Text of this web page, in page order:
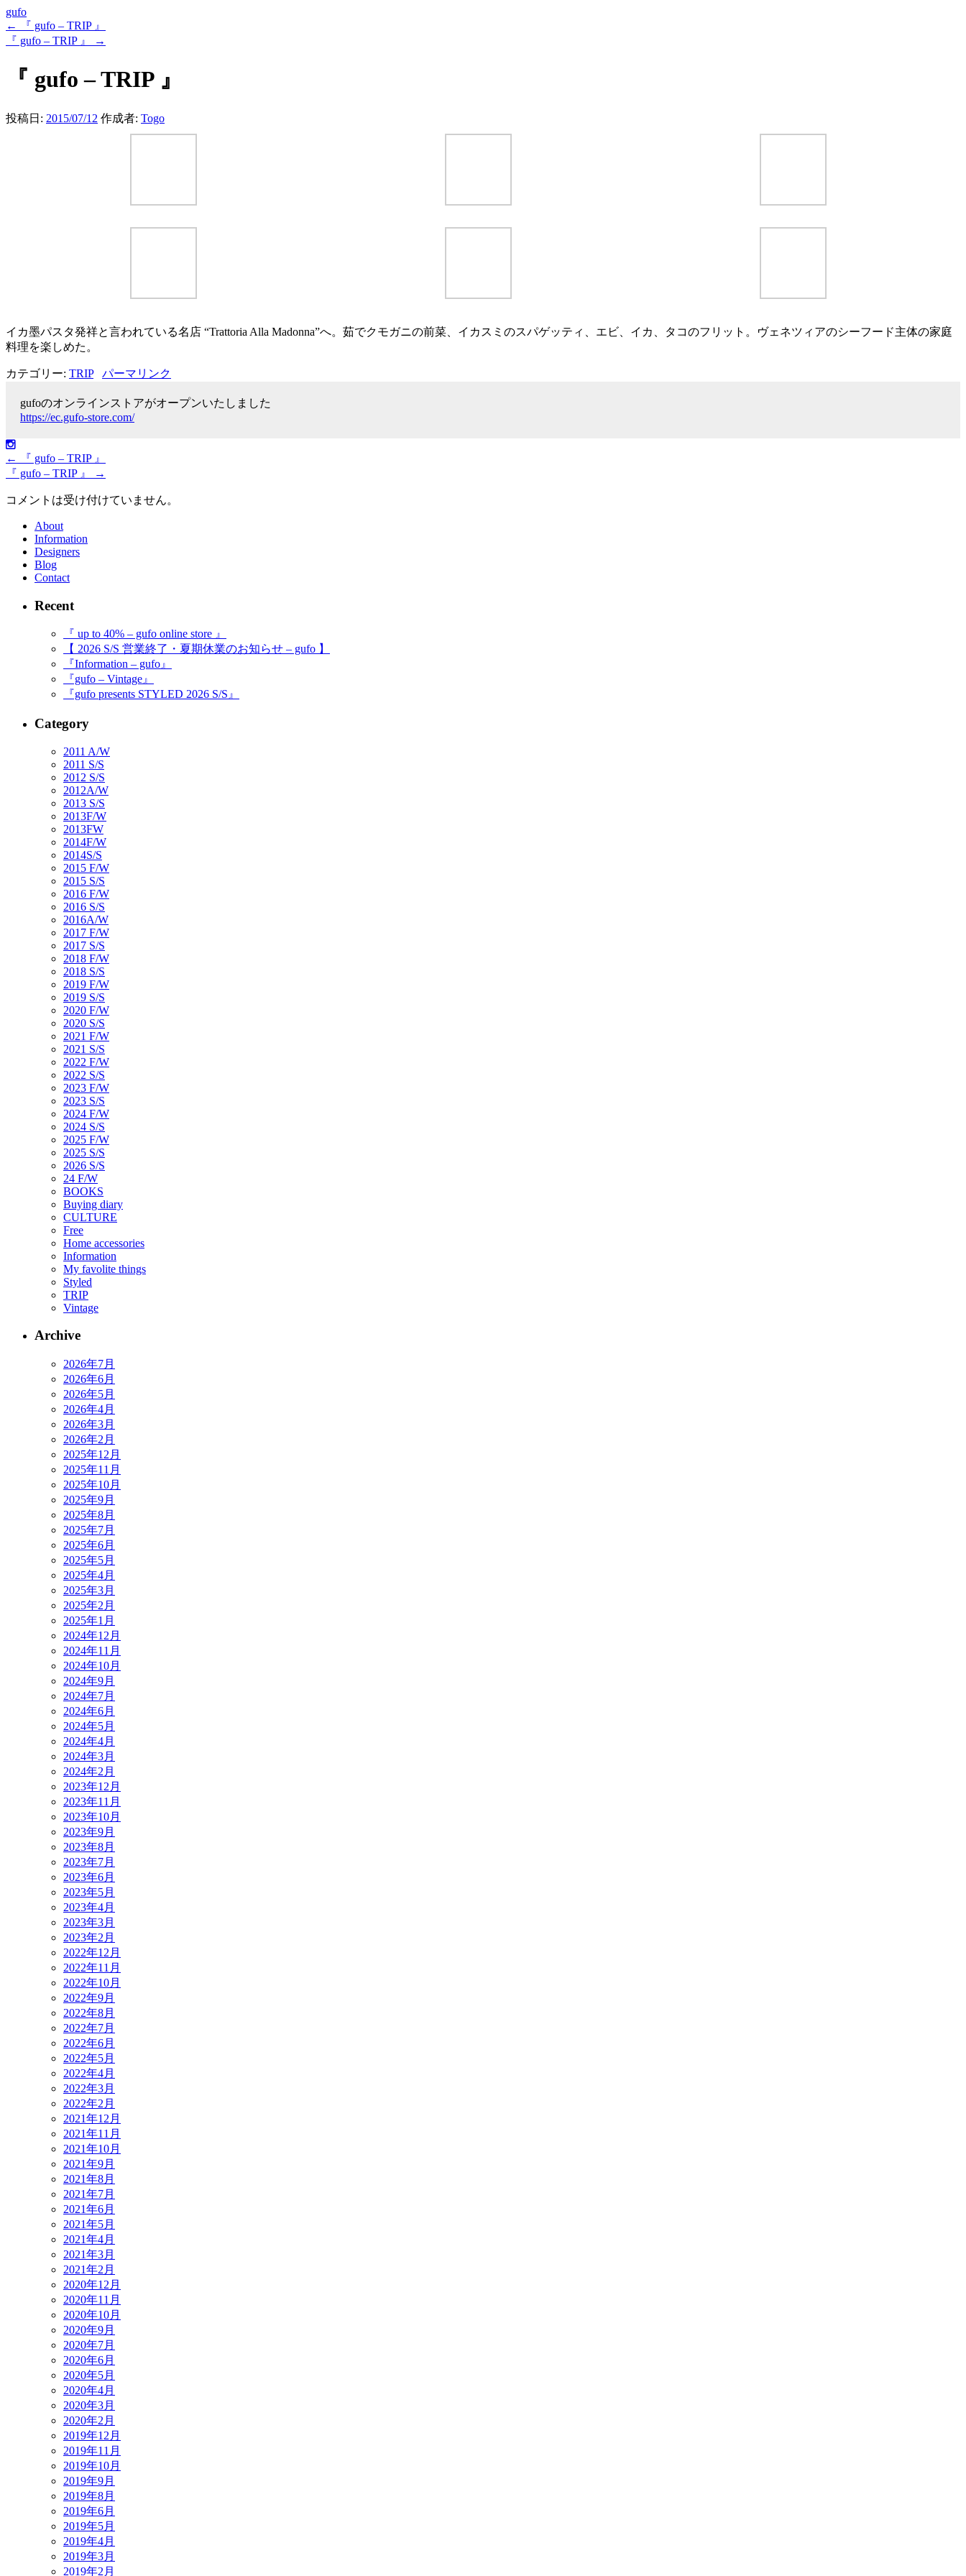
gufo
←
『 gufo – TRIP 』
『 gufo – TRIP 』
→
『 gufo – TRIP 』
投稿日: 2015/07/12 作成者: Togo
イカ墨パスタ発祥と言われている名店 “Trattoria Alla Madonna”へ。茹でクモガニの前菜、イカスミのスパゲッティ、エビ、イカ、タコのフリット。ヴェネツィアのシーフード主体の家庭
料理を楽しめた。
カテゴリー: TRIP パーマリンク
gufoのオンラインストアがオープンいたしました
https://ec.gufo-store.com/
←
『 gufo – TRIP 』
『 gufo – TRIP 』
→
コメントは受け付けていません。
About
Information
Designers
Blog
Contact
Recent
『 up to 40% – gufo online store 』
【 2026 S/S 営業終了・夏期休業のお知らせ – gufo 】
『Information – gufo』
『gufo – Vintage』
『gufo presents STYLED 2026 S/S』
Category
2011 A/W
2011 S/S
2012 S/S
2012A/W
2013 S/S
2013F/W
2013FW
2014F/W
2014S/S
2015 F/W
2015 S/S
2016 F/W
2016 S/S
2016A/W
2017 F/W
2017 S/S
2018 F/W
2018 S/S
2019 F/W
2019 S/S
2020 F/W
2020 S/S
2021 F/W
2021 S/S
2022 F/W
2022 S/S
2023 F/W
2023 S/S
2024 F/W
2024 S/S
2025 F/W
2025 S/S
2026 S/S
24 F/W
BOOKS
Buying diary
CULTURE
Free
Home accessories
Information
My favolite things
Styled
TRIP
Vintage
Archive
2026年7月
2026年6月
2026年5月
2026年4月
2026年3月
2026年2月
2025年12月
2025年11月
2025年10月
2025年9月
2025年8月
2025年7月
2025年6月
2025年5月
2025年4月
2025年3月
2025年2月
2025年1月
2024年12月
2024年11月
2024年10月
2024年9月
2024年7月
2024年6月
2024年5月
2024年4月
2024年3月
2024年2月
2023年12月
2023年11月
2023年10月
2023年9月
2023年8月
2023年7月
2023年6月
2023年5月
2023年4月
2023年3月
2023年2月
2022年12月
2022年11月
2022年10月
2022年9月
2022年8月
2022年7月
2022年6月
2022年5月
2022年4月
2022年3月
2022年2月
2021年12月
2021年11月
2021年10月
2021年9月
2021年8月
2021年7月
2021年6月
2021年5月
2021年4月
2021年3月
2021年2月
2020年12月
2020年11月
2020年10月
2020年9月
2020年7月
2020年6月
2020年5月
2020年4月
2020年3月
2020年2月
2019年12月
2019年11月
2019年10月
2019年9月
2019年8月
2019年6月
2019年5月
2019年4月
2019年3月
2019年2月